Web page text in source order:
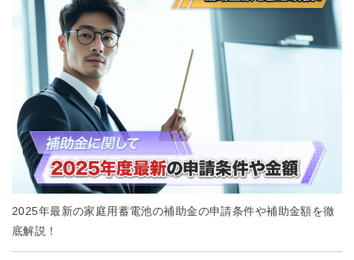
2025年最新の家庭用蓄電池の補助金の申請条件や補助金額を徹
底解説！